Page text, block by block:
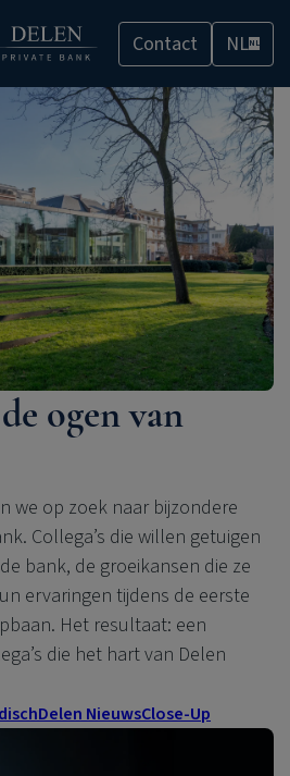
Contact NLNL
ogen van
we op zoek naar bijzondere
Collega’s die willen getuigen
bank, de groeikansen die ze
ervaringen tijdens de eerste
Het resultaat: een
die het hart van Delen
Delen NieuwsClose-Up